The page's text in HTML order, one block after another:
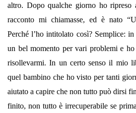
altro. Dopo qualche giorno ho ripreso
racconto mi chiamasse, ed è nato
Perché l’ho intitolato così? Semplice:
un bel momento per vari problemi e
risollevarmi. In un certo senso il mio
quel bambino che ho visto per tanti
aiutato a capire che non tutto può dirsi
finito, non tutto è irrecuperabile se